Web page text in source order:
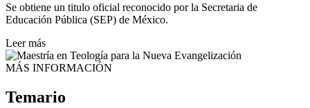
Se obtiene un titulo oficial reconocido por la Secretaria de
Educación Pública (SEP) de México.
Leer más
MÁS INFORMACIÓN
Temario